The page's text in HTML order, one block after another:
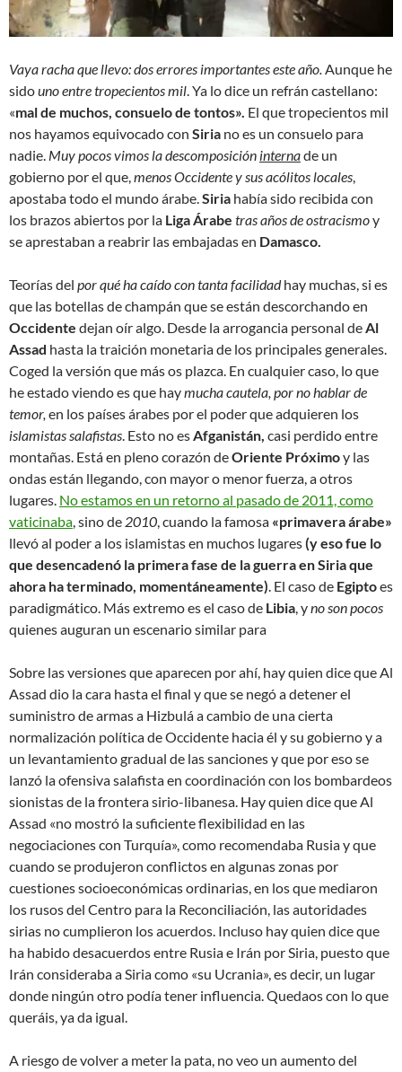
Vaya racha que llevo: dos errores importantes este año.Aunque he
sidouno entre tropecientos mil. Ya lo dice un refrán castellano:
«mal de muchos, consuelo de tontos». El que tropecientos mil
nos hayamos equivocado con Siria no es un consuelo para
nadie. Muy pocos vimos la descomposición internade un
gobierno por el que,menos Occidente y sus acólitos locales,
apostaba todo el mundo árabe.Siria había sido recibida con
los brazos abiertos por la Liga Árabe tras años de ostracismoy
se aprestaban a reabrir las embajadas en Damasco.
Teorías del por qué ha caído con tanta facilidadhay muchas, si es
que las botellas de champán que se están descorchando en
Occidente dejan oír algo. Desde la arrogancia personal deAl
Assad hasta la traición monetaria de los principales generales.
Coged la versión que más os plazca. En cualquier caso, lo que
he estado viendo es que haymucha cautela, por no hablar de
temor, en los países árabes por el poder que adquieren los
islamistas salafistas. Esto no esAfganistán, casi perdido entre
montañas. Está en pleno corazón deOriente Próximoy las
ondas están llegando, con mayor o menor fuerza, a otros
lugares. No estamos en un retorno al pasado de 2011, como
vaticinaba, sino de 2010, cuando la famosa «primavera árabe»
llevó al poder a los islamistas en muchos lugares(y eso fue lo
que desencadenó la primera fase de la guerra en Siria que
ahora ha terminado, momentáneamente). El caso de Egiptoes
paradigmático. Más extremo es el caso de Libia, yno son pocos
quienes auguran un escenario similar para
Sobre las versiones que aparecen por ahí, hay quien dice que Al
Assad dio la cara hasta el final y que se negó a detener el
suministro de armas a Hizbulá a cambio de una cierta
normalización política de Occidente hacia él y su gobierno y a
un levantamiento gradual de las sanciones y que por eso se
lanzó la ofensiva salafista en coordinación con los bombardeos
sionistas de la frontera sirio-libanesa. Hay quien dice que Al
Assad «no mostró la suficiente flexibilidad en las
negociaciones con Turquía», como recomendaba Rusia y que
cuando se produjeron conflictos en algunas zonas por
cuestiones socioeconómicas ordinarias, en los que mediaron
los rusos del Centro para la Reconciliación, las autoridades
sirias no cumplieron los acuerdos. Incluso hay quien dice que
ha habido desacuerdos entre Rusia e Irán por Siria, puesto que
Irán consideraba a Siria como «su Ucrania», es decir, un lugar
donde ningún otro podía tener influencia. Quedaos con lo que
queráis, ya da igual.
A riesgo de volver a meter la pata, no veo un aumento del